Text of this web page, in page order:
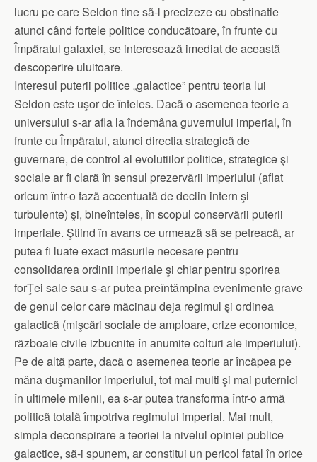
lucru pe care Seldon tine sã-l precizeze cu obstinatie
atunci când fortele politice conducãtoare, în frunte cu
Împãratul galaxiei, se intereseazã imediat de aceastã
descoperire uluitoare.
Interesul puterii politice „galactice” pentru teoria lui
Seldon este uşor de înteles. Dacã o asemenea teorie a
universului s-ar afla la îndemâna guvernului imperial, în
frunte cu Împãratul, atunci directia strategicã de
guvernare, de control al evolutiilor politice, strategice şi
sociale ar fi clarã în sensul prezervãrii imperiului (aflat
oricum într-o fazã accentuatã de declin intern şi
turbulente) şi, bineînteles, în scopul conservãrii puterii
imperiale. Ştiind în avans ce urmeazã sã se petreacã, ar
putea fi luate exact mãsurile necesare pentru
consolidarea ordinii imperiale şi chiar pentru sporirea
forŢei sale sau s-ar putea preîntâmpina evenimente grave
de genul celor care mãcinau deja regimul şi ordinea
galacticã (mişcãri sociale de amploare, crize economice,
rãzboaie civile izbucnite în anumite colturi ale imperiului).
Pe de altã parte, dacã o asemenea teorie ar încãpea pe
mâna duşmanilor imperiului, tot mai multi şi mai puternici
în ultimele milenii, ea s-ar putea transforma într-o armã
politicã totalã împotriva regimului imperial. Mai mult,
simpla deconspirare a teoriei la nivelul opiniei publice
galactice, sã-i spunem, ar constitui un pericol fatal în orice